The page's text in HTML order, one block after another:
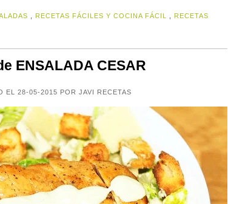
RECETAS FÁCILES Y COCINA FÁCIL
RECETAS
ENSALADA CESAR
EL 28-05-2015 POR JAVI RECETAS